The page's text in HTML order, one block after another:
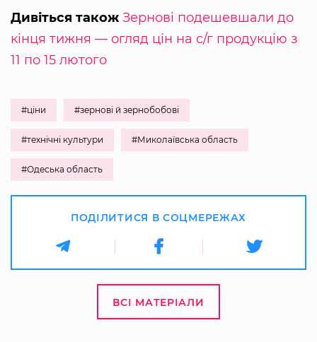
Дивіться також Зернові подешевшали до
кінця тижня — огляд цін на с/г продукцію з
11 по 15 лютого
#ціни #зернові й зернобобові
#технічні культури #Миколаївська область
#Одеська область
ПОДІЛИТИСЯ В СОЦМЕРЕЖАХ
ВСІ МАТЕРІАЛИ